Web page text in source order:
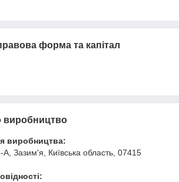
форма та капітал
виробництво
виробництва:
Зазим'я, Київська область, 07415